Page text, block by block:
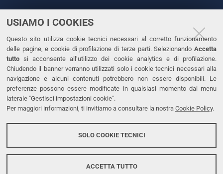
USIAMO I COOKIES
Questo sito utilizza cookie tecnici necessari al corretto funzionamento
delle pagine, e cookie di profilazione di terze parti. Selezionando Accetta
tutto si acconsente all’utilizzo dei cookie analytics e di profilazione.
Chiudendo il banner verranno utilizzati solo i cookie tecnici necessari alla
navigazione e alcuni contenuti potrebbero non essere disponibili. Le
preferenze possono essere modificate in qualsiasi momento dal menu
laterale "Gestisci impostazioni cookie".
Per maggiori informazioni, ti invitiamo a consultare la nostra Cookie Policy.
SOLO COOKIE TECNICI
ACCETTA TUTTO
CONTATTI
Tel. +39 0532 293111
Fax. +39 0532 293031
PEC
LINKS
Dichiarazione di accessibilità
Protezione dati personali